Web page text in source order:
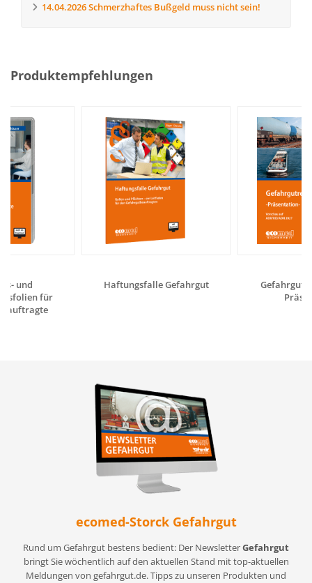
14.04.2026Schmerzhaftes Bußgeld muss nicht sein!
Produktempfehlungen
und
für
Haftungsfalle Gefahrgut
ecomed-Storck Gefahrgut
Rund um Gefahrgut bestens bedient: Der NewsletterGefahrgut
bringt Sie wöchentlich auf den aktuellen Stand mit top-aktuellen
Meldungen von gefahrgut.de. Tipps zu unseren Produkten und